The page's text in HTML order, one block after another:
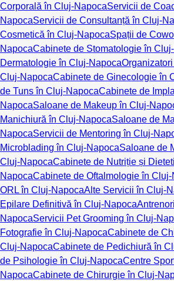
Corporală în Cluj-NapocaServicii de
NapocaServicii de Consultanță în Cluj-
Cosmetică în Cluj-NapocaSpații de
NapocaCabinete de Stomatologie în
Dermatologie în Cluj-Napoca
Cluj-NapocaCabinete de Ginecologie în
de Tuns în Cluj-NapocaCabinete de
NapocaSaloane de Makeup în Cluj-
Manichiură în Cluj-NapocaSaloane de
NapocaServicii de Mentoring în Cluj-
Microblading în Cluj-NapocaSaloane de
Cluj-NapocaCabinete de Nutriție și
NapocaCabinete de Oftalmologie în Cluj-
ORL în Cluj-NapocaAlte Servicii în Cluj-
Epilare Definitivă în Cluj-Napoca
NapocaServicii Pet Grooming în Cluj-
Fotografie în Cluj-NapocaCabinete de
Cluj-NapocaCabinete de Pedichiură în
de Psihologie în Cluj-NapocaCentre
NapocaCabinete de Chirurgie în Cluj-